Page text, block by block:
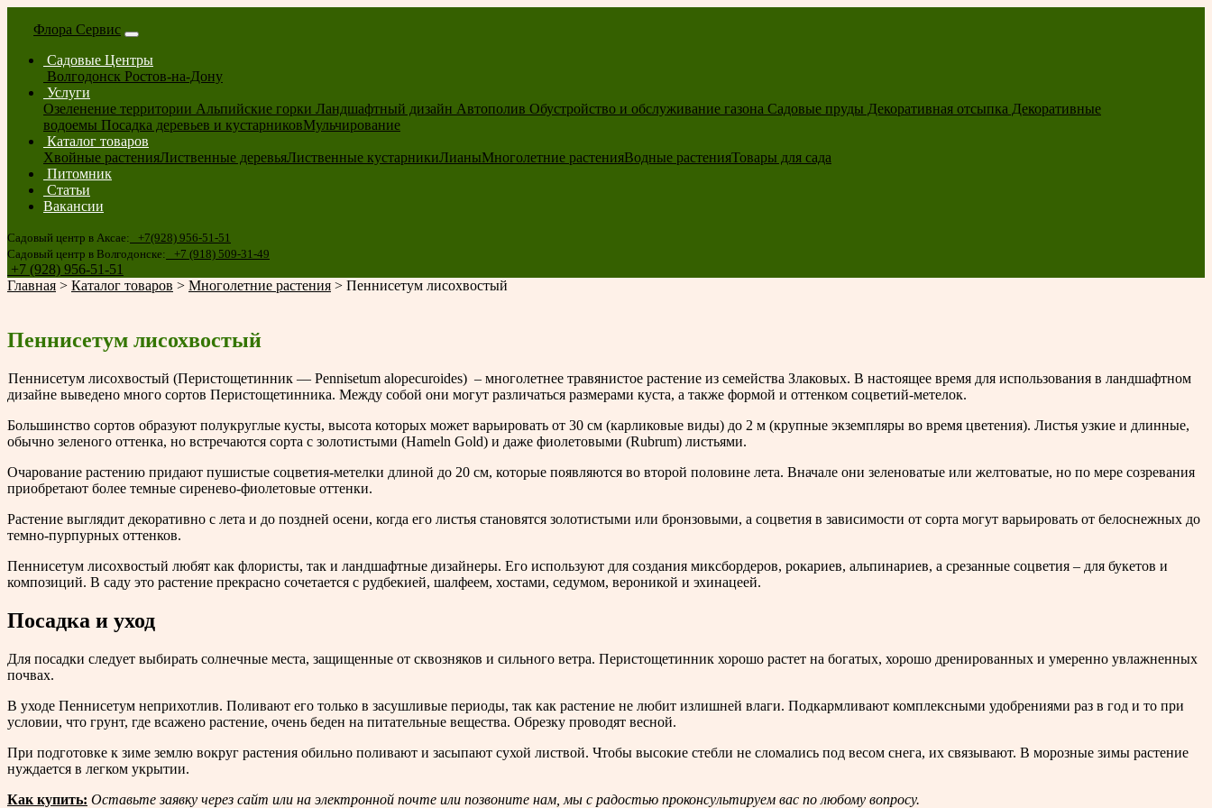
Флора Сервис
Садовые Центры
Волгодонск Ростов-на-Дону
Услуги
Озеленение территории Альпийские горки Ландшафтный дизайн Автополив Обустройство и обслуживание газона Садовые пруды Декоративная отсыпка Декоративные
водоемы Посадка деревьев и кустарниковМульчирование
Каталог товаров
Хвойные растенияЛиственные деревьяЛиственные кустарникиЛианыМноголетние растенияВодные растенияТовары для сада
Питомник
Статьи
Вакансии
Садовый центр в Аксае:
+7(928) 956-51-51
Садовый центр в Волгодонске:
+7 (918) 509-31-49
+7 (928) 956-51-51
Главная > Каталог товаров > Многолетние растения > Пеннисетум лисохвостый
Пеннисетум лисохвостый
Пеннисетум лисохвостый (Перистощетинник — Pennisetum alopecuroides) – многолетнее травянистое растение из семейства Злаковых. В настоящее время для использования в ландшафтном
дизайне выведено много сортов Перистощетинника. Между собой они могут различаться размерами куста, а также формой и оттенком соцветий-метелок.
Большинство сортов образуют полукруглые кусты, высота которых может варьировать от 30 см (карликовые виды) до 2 м (крупные экземпляры во время цветения). Листья узкие и длинные,
обычно зеленого оттенка, но встречаются сорта с золотистыми (Hameln Gold) и даже фиолетовыми (Rubrum) листьями.
Очарование растению придают пушистые соцветия-метелки длиной до 20 см, которые появляются во второй половине лета. Вначале они зеленоватые или желтоватые, но по мере созревания
приобретают более темные сиренево-фиолетовые оттенки.
Растение выглядит декоративно с лета и до поздней осени, когда его листья становятся золотистыми или бронзовыми, а соцветия в зависимости от сорта могут варьировать от белоснежных до
темно-пурпурных оттенков.
Пеннисетум лисохвостый любят как флористы, так и ландшафтные дизайнеры. Его используют для создания миксбордеров, рокариев, альпинариев, а срезанные соцветия – для букетов и
композиций. В саду это растение прекрасно сочетается с рудбекией, шалфеем, хостами, седумом, вероникой и эхинацеей.
Посадка и уход
Для посадки следует выбирать солнечные места, защищенные от сквозняков и сильного ветра. Перистощетинник хорошо растет на богатых, хорошо дренированных и умеренно увлажненных
почвах.
В уходе Пеннисетум неприхотлив. Поливают его только в засушливые периоды, так как растение не любит излишней влаги. Подкармливают комплексными удобрениями раз в год и то при
условии, что грунт, где всажено растение, очень беден на питательные вещества. Обрезку проводят весной.
При подготовке к зиме землю вокруг растения обильно поливают и засыпают сухой листвой. Чтобы высокие стебли не сломались под весом снега, их связывают. В морозные зимы растение
нуждается в легком укрытии.
Как купить: Оставьте заявку через сайт или на электронной почте или позвоните нам, мы с радостью проконсультируем вас по любому вопросу.